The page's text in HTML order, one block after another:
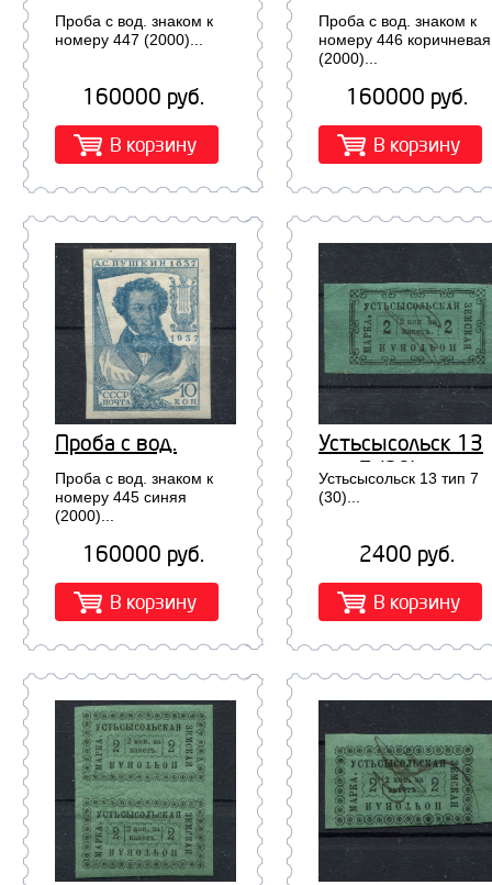
знаком к номеру
447 (2000)
Проба с вод. знаком к
номеру 447 (2000)...
160000 руб.
В корзину
знаком к номеру
446 коричневая
(2000)
Проба с вод. знаком к
номеру 446 коричневая
(2000)...
160000 руб.
В корзину
Проба с вод.
знаком к номеру
445 синяя (2000)
Проба с вод. знаком к
номеру 445 синяя
(2000)...
160000 руб.
В корзину
Устьсысольск 13
тип 7 (30)
Устьсысольск 13 тип 7
(30)...
2400 руб.
В корзину